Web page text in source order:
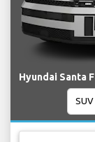
Hyundai Santa